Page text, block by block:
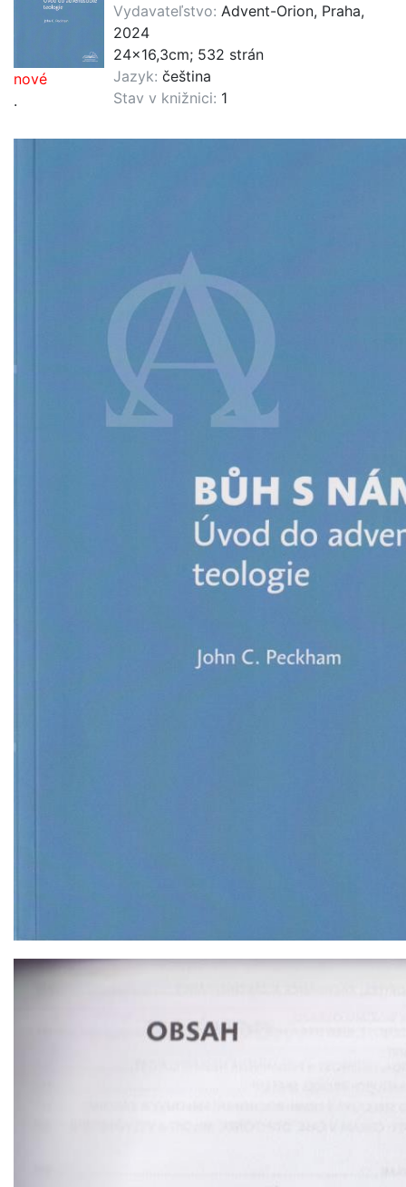
nové
.
Vydavateľstvo: Advent-Orion, Praha,
2024
24x16,3cm; 532 strán
Jazyk: čeština
Stav v knižnici: 1